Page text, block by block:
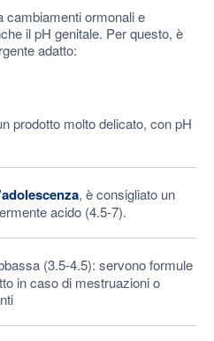
cambiamenti ormonali e
il pH genitale. Per questo, è
adatto:
prodotto molto delicato, con pH
, è consigliato un
acido (4.5-7).
(3.5-4.5): servono formule
in caso di mestruazioni o